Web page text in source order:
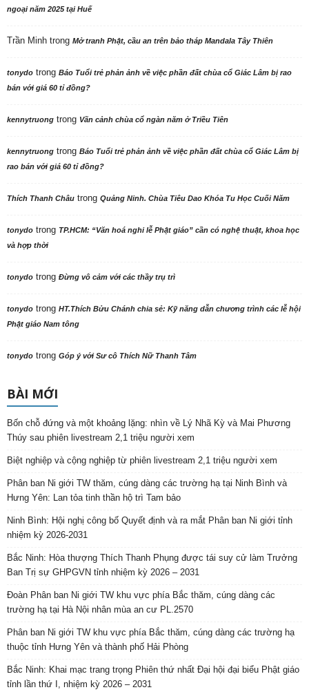
ngoại năm 2025 tại Huế
Trần Minh trong Mở tranh Phật, cầu an trên bảo tháp Mandala Tây Thiên
tonydo trong Báo Tuổi trẻ phản ảnh về việc phần đất chùa cổ Giác Lâm bị rao
bán với giá 60 tỉ đồng?
kennytruong trong Vãn cảnh chùa cổ ngàn năm ở Triều Tiên
kennytruong trong Báo Tuổi trẻ phản ảnh về việc phần đất chùa cổ Giác Lâm bị
rao bán với giá 60 tỉ đồng?
Thích Thanh Châu trong Quảng Ninh. Chùa Tiêu Dao Khóa Tu Học Cuối Năm
tonydo trong TP.HCM: “Văn hoá nghi lễ Phật giáo” cần có nghệ thuật, khoa học
và hợp thời
tonydo trong Đừng vô cảm với các thầy trụ trì
tonydo trong HT.Thích Bửu Chánh chia sẻ: Kỹ năng dẫn chương trình các lễ hội
Phật giáo Nam tông
tonydo trong Góp ý với Sư cô Thích Nữ Thanh Tâm
BÀI MỚI
Bốn chỗ đứng và một khoảng lặng: nhìn về Lý Nhã Kỳ và Mai Phương
Thúy sau phiên livestream 2,1 triệu người xem
Biệt nghiệp và cộng nghiệp từ phiên livestream 2,1 triệu người xem
Phân ban Ni giới TW thăm, cúng dàng các trường hạ tại Ninh Bình và
Hưng Yên: Lan tỏa tinh thần hộ trì Tam bảo
Ninh Bình: Hội nghị công bố Quyết định và ra mắt Phân ban Ni giới tỉnh
nhiệm kỳ 2026-2031
Bắc Ninh: Hòa thượng Thích Thanh Phụng được tái suy cử làm Trưởng
Ban Trị sự GHPGVN tỉnh nhiệm kỳ 2026 – 2031
Đoàn Phân ban Ni giới TW khu vực phía Bắc thăm, cúng dàng các
trường hạ tại Hà Nội nhân mùa an cư PL.2570
Phân ban Ni giới TW khu vực phía Bắc thăm, cúng dàng các trường hạ
thuộc tỉnh Hưng Yên và thành phố Hải Phòng
Bắc Ninh: Khai mạc trang trọng Phiên thứ nhất Đại hội đại biểu Phật giáo
tỉnh lần thứ I, nhiệm kỳ 2026 – 2031